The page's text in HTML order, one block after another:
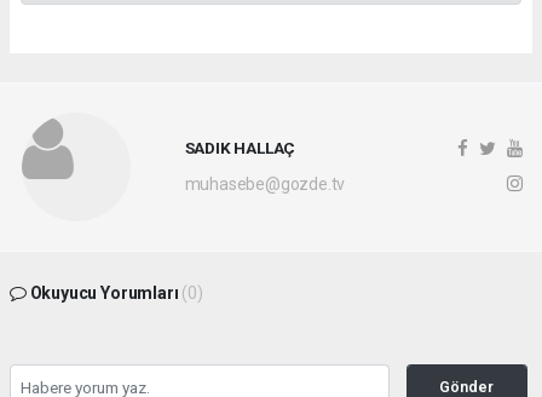
SADIK HALLAÇ
muhasebe@gozde.tv
Okuyucu Yorumları (0)
Gönder